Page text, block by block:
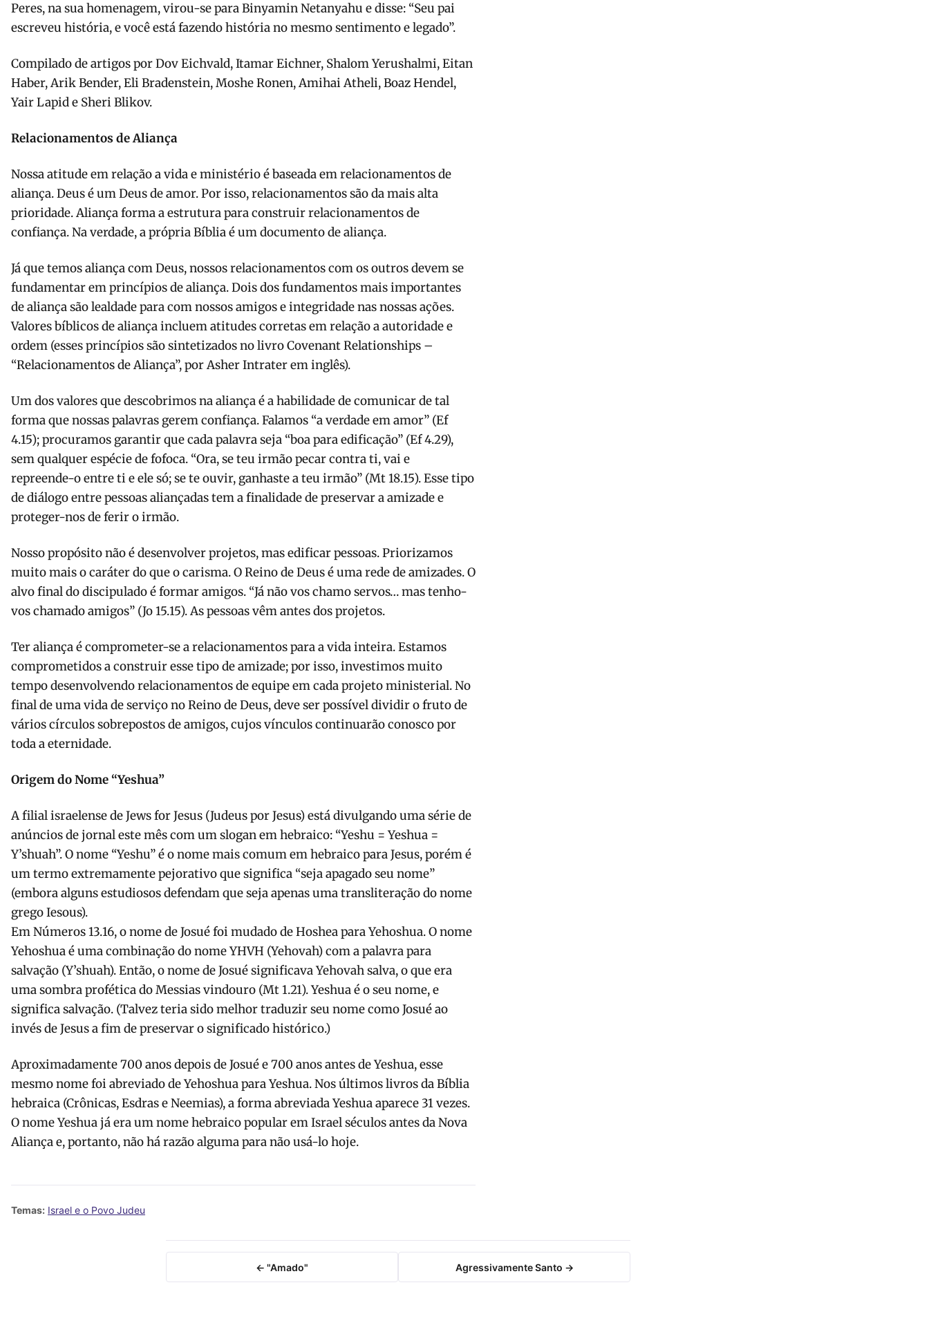
Peres, na sua homenagem, virou-se para Binyamin Netanyahu e disse: “Seu pai
escreveu história, e você está fazendo história no mesmo sentimento e legado”.
Compilado de artigos por Dov Eichvald, Itamar Eichner, Shalom Yerushalmi, Eitan
Haber, Arik Bender, Eli Bradenstein, Moshe Ronen, Amihai Atheli, Boaz Hendel,
Yair Lapid e Sheri Blikov.
Relacionamentos de Aliança
Nossa atitude em relação a vida e ministério é baseada em relacionamentos de
aliança. Deus é um Deus de amor. Por isso, relacionamentos são da mais alta
prioridade. Aliança forma a estrutura para construir relacionamentos de
confiança. Na verdade, a própria Bíblia é um documento de aliança.
Já que temos aliança com Deus, nossos relacionamentos com os outros devem se
fundamentar em princípios de aliança. Dois dos fundamentos mais importantes
de aliança são lealdade para com nossos amigos e integridade nas nossas ações.
Valores bíblicos de aliança incluem atitudes corretas em relação a autoridade e
ordem (esses princípios são sintetizados no livro Covenant Relationships –
“Relacionamentos de Aliança”, por Asher Intrater em inglês).
Um dos valores que descobrimos na aliança é a habilidade de comunicar de tal
forma que nossas palavras gerem confiança. Falamos “a verdade em amor” (Ef
4.15); procuramos garantir que cada palavra seja “boa para edificação” (Ef 4.29),
sem qualquer espécie de fofoca. “Ora, se teu irmão pecar contra ti, vai e
repreende-o entre ti e ele só; se te ouvir, ganhaste a teu irmão” (Mt 18.15). Esse tipo
de diálogo entre pessoas aliançadas tem a finalidade de preservar a amizade e
proteger-nos de ferir o irmão.
Nosso propósito não é desenvolver projetos, mas edificar pessoas. Priorizamos
muito mais o caráter do que o carisma. O Reino de Deus é uma rede de amizades. O
alvo final do discipulado é formar amigos. “Já não vos chamo servos… mas tenho-
vos chamado amigos” (Jo 15.15). As pessoas vêm antes dos projetos.
Ter aliança é comprometer-se a relacionamentos para a vida inteira. Estamos
comprometidos a construir esse tipo de amizade; por isso, investimos muito
tempo desenvolvendo relacionamentos de equipe em cada projeto ministerial. No
final de uma vida de serviço no Reino de Deus, deve ser possível dividir o fruto de
vários círculos sobrepostos de amigos, cujos vínculos continuarão conosco por
toda a eternidade.
Origem do Nome “Yeshua”
A filial israelense de Jews for Jesus (Judeus por Jesus) está divulgando uma série de
anúncios de jornal este mês com um slogan em hebraico: “Yeshu = Yeshua =
Y’shuah”. O nome “Yeshu” é o nome mais comum em hebraico para Jesus, porém é
um termo extremamente pejorativo que significa “seja apagado seu nome”
(embora alguns estudiosos defendam que seja apenas uma transliteração do nome
grego Iesous).
Em Números 13.16, o nome de Josué foi mudado de Hoshea para Yehoshua. O nome
Yehoshua é uma combinação do nome YHVH (Yehovah) com a palavra para
salvação (Y’shuah). Então, o nome de Josué significava Yehovah salva, o que era
uma sombra profética do Messias vindouro (Mt 1.21). Yeshua é o seu nome, e
significa salvação. (Talvez teria sido melhor traduzir seu nome como Josué ao
invés de Jesus a fim de preservar o significado histórico.)
Aproximadamente 700 anos depois de Josué e 700 anos antes de Yeshua, esse
mesmo nome foi abreviado de Yehoshua para Yeshua. Nos últimos livros da Bíblia
hebraica (Crônicas, Esdras e Neemias), a forma abreviada Yeshua aparece 31 vezes.
O nome Yeshua já era um nome hebraico popular em Israel séculos antes da Nova
Aliança e, portanto, não há razão alguma para não usá-lo hoje.
Temas: Israel e o Povo Judeu
← "Amado" Agressivamente Santo →